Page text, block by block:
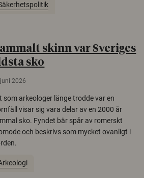
skinn var Sveriges
sko
2026
som arkeologer länge trodde var en
visar sig vara delar av en 2000 år
sko. Fyndet bär spår av romerskt
och beskrivs som mycket ovanligt i